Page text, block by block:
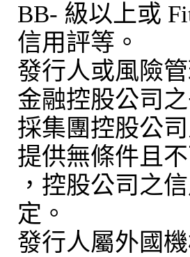
BB- 級以上或
信用評等。
發行人或風險
金融控股公司
採集團控股公
提供無條件且
，控股公司之
定。
發行人屬外國